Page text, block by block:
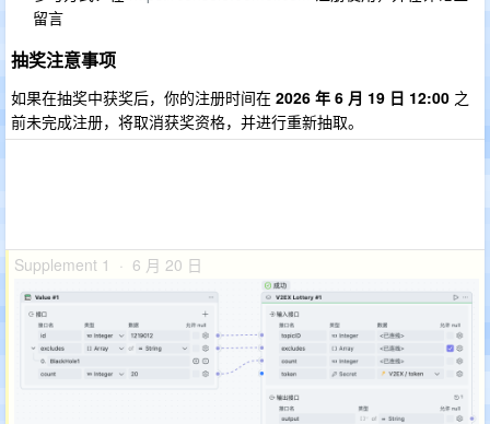
留言
抽奖注意事项
如果在抽奖中获奖后，你的注册时间在 2026 年 6 月 19 日 12:00 之
前未完成注册，将取消获奖资格，并进行重新抽取。
Supplement 1 · 6 月 20 日